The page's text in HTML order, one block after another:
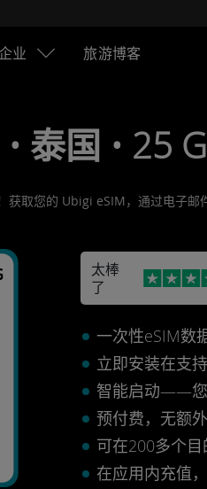
业 旅游博客
泰国 • 25
获取您的 Ubigi eSIM，通过电子
太棒
了
一次性eSIM数
立即安装在支
智能启动——您
预付费，无额
可在200多个
在应用内充值